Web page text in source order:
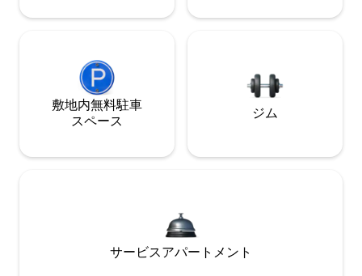
敷地内無料駐⁠車
ス⁠ペ⁠ー⁠ス
ジム
サービスアパートメント